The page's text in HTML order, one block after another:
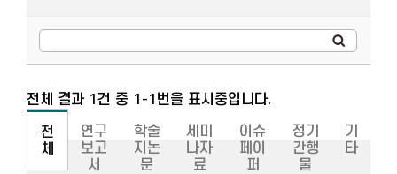
전체 결과 1건 중 1-1번을 표시중입니다.
전
체
연구
보고
서
학술
지논
문
세미
나자
료
이슈
페이
퍼
정기
간행
물
기
타